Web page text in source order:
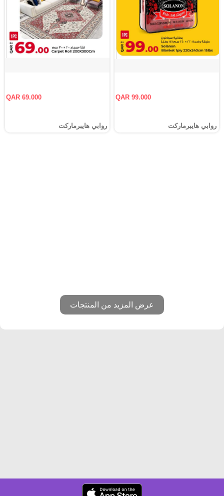
QAR 99.000
روابي هايبرماركت
QAR 69.000
روابي هايبرماركت
عرض المزيد من المنتجات